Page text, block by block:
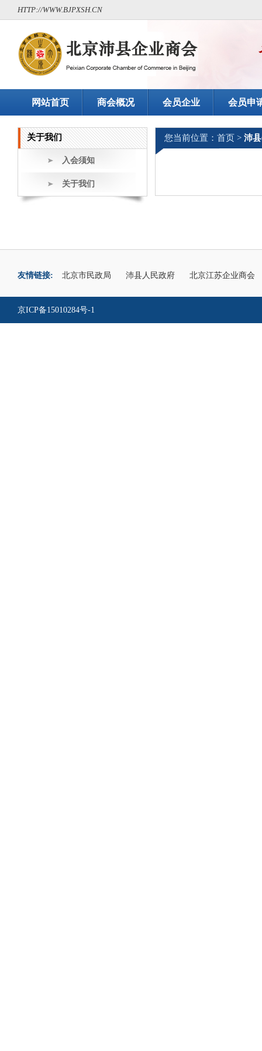
HTTP://WWW.BJPXSH.CN
网站首页 商会概况 会员企业 会员申
关于我们
入会须知
关于我们
您当前位置： 首页 > 沛
友情链接: 北京市民政局 沛县人民政府 北京江苏企业商会
京ICP备15010284号-1